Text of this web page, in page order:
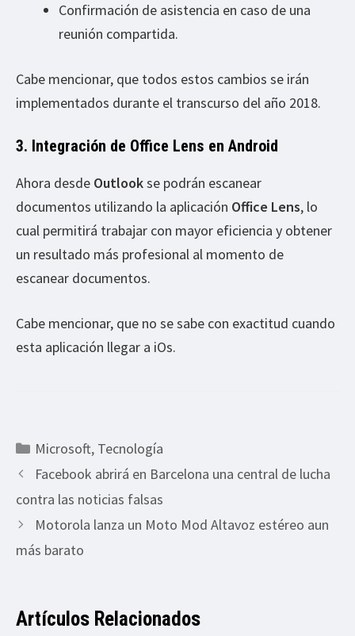
Confirmación de asistencia en caso de una
reunión compartida.
Cabe mencionar, que todos estos cambios se irán
implementados durante el transcurso del año 2018.
3. Integración de Office Lens en Android
Ahora desde Outlookse podrán escanear
documentos utilizando la aplicación Office Lens, lo
cual permitirá trabajar con mayor eficiencia y obtener
un resultado más profesional al momento de
escanear documentos.
Cabe mencionar, que no se sabe con exactitud cuando
esta aplicación llegar a iOs.
Categorías
Microsoft, Tecnología
Facebook abrirá en Barcelona una central de lucha
contra las noticias falsas
Motorola lanza un Moto Mod Altavoz estéreo aun
más barato
Artículos Relacionados